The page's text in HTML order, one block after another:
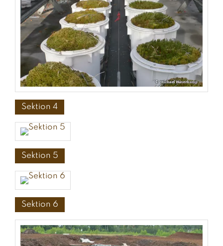
Sektion 4
Sektion 5
Sektion 6